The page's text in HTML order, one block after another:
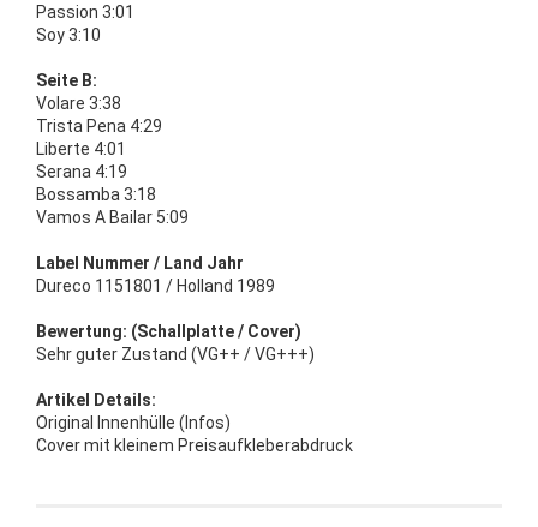
Passion 3:01
Soy 3:10
Seite B:
Volare 3:38
Trista Pena 4:29
Liberte 4:01
Serana 4:19
Bossamba 3:18
Vamos A Bailar 5:09
Label Nummer / Land Jahr
Dureco 1151801 / Holland 1989
Bewertung: (Schallplatte / Cover)
Sehr guter Zustand (VG++ / VG+++)
Artikel Details:
Original Innenhülle (Infos)
Cover mit kleinem Preisaufkleberabdruck